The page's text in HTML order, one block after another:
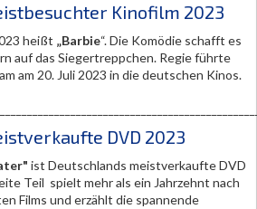
Kinofilm 2023
heißt „Barbie“. Die Komödie schafft es
auf das Siegertreppchen. Regie führte
am 20. Juli 2023 in die deutschen Kinos.
DVD 2023
ist Deutschlands meistverkaufte DVD
Teil spielt mehr als ein Jahrzehnt nach
Films und erzählt die spannende